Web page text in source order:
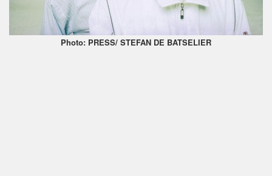
Photo: PRESS/ STEFAN DE BATSELIER